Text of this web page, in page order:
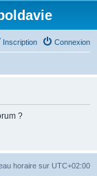
Connexion
Inscription
?
horaire sur UTC+02:00